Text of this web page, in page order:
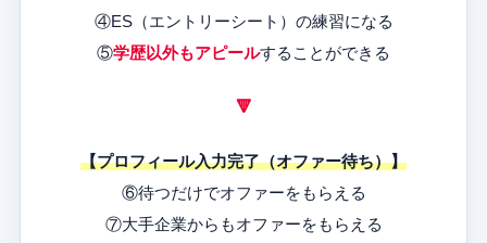
④ES（エントリーシート）の練習になる
⑤学歴以外もアピールすることができる
🔻
【プロフィール入力完了（オファー待ち）】
⑥待つだけでオファーをもらえる
⑦大手企業からもオファーをもらえる